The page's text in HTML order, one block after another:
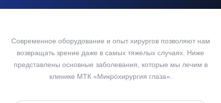
Современное оборудование и опыт хирургов позволяют нам
возвращать зрение даже в самых тяжелых случаях. Ниже
представлены основные заболевания, которые мы лечим в
клинике МТК «Микрохирургия глаза».